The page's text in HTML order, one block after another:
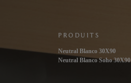
PRODUITS
Neutral Blanco 30X90
Neutral Blanco Soho 30X90